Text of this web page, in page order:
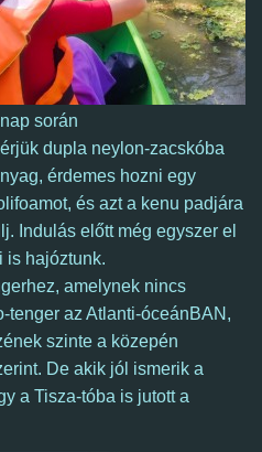
során
dupla neylon-zacskóba
érdemes hozni egy
és azt a kenu padjára
Indulás előtt még egyszer el
is hajóztunk.
amelynek nincs
tenger az Atlanti-óceánBAN,
szinte a közepén
De akik jól ismerik a
a Tisza-tóba is jutott a